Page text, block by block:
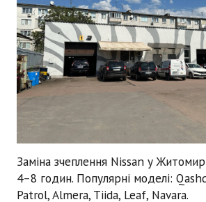
Заміна зчеплення Nissanу
4–8 годин. Популярні моделі:
Patrol, Almera, Tiida, Leaf, Navara.